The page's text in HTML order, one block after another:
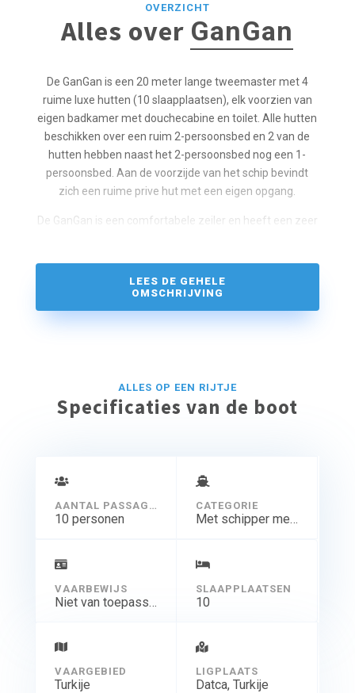
OVERZICHT
Alles over GanGan
De GanGan is een 20 meter lange tweemaster met 4
ruime luxe hutten (10 slaapplaatsen), elk voorzien van
eigen badkamer met douchecabine en toilet. Alle hutten
beschikken over een ruim 2-persoonsbed en 2 van de
hutten hebben naast het 2-persoonsbed nog een 1-
persoonsbed. Aan de voorzijde van het schip bevindt
zich een ruime prive hut met een eigen opgang.
De GanGan is een comfortabele zeiler en heeft een zeer
niets ontbreekt.
een goed boek.
LEES DE GEHELE
OMSCHRIJVING
ALLES OP EEN RIJTJE
Specificaties van de boot
AANTAL PASSAGIERS
10 personen
CATEGORIE
Met schipper meer dagen
VAARBEWIJS
Niet van toepassing
SLAAPPLAATSEN
10
VAARGEBIED
Turkije
LIGPLAATS
Datca, Turkije